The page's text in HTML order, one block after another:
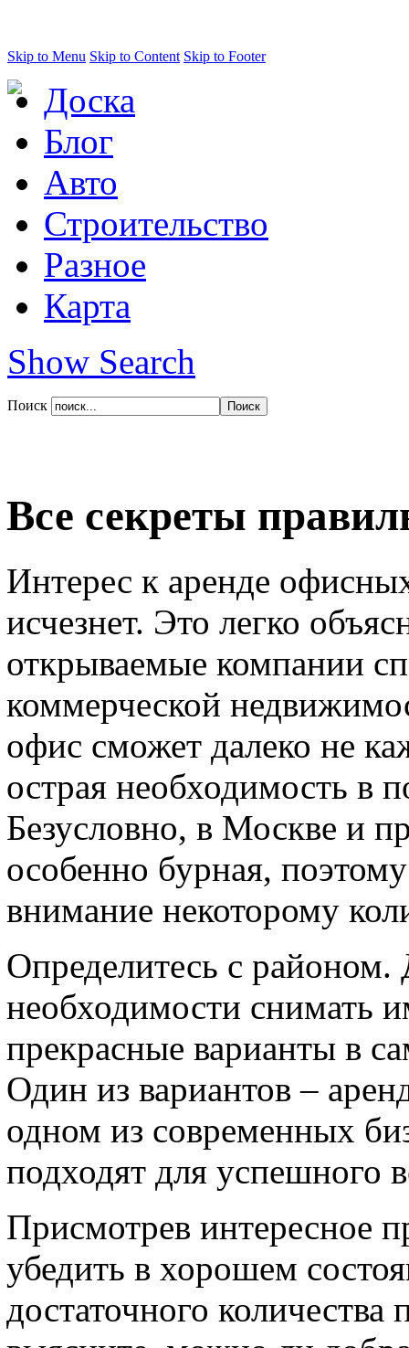
Skip to Menu Skip to Content Skip to Footer
Доска
Блог
Авто
Строительство
Разное
Карта
Show Search
Поиск
Все секреты
Интерес к аренде
исчезнет. Это легко
открываемые компании
коммерческой
офис сможет далеко не
острая необходимость в
Безусловно, в Москве и
особенно бурная,
внимание некоторому
Определитесь с районом.
необходимости снимать
прекрасные варианты в
Один из вариантов –
одном из современных
подходят для успешного
Присмотрев интересное
убедить в хорошем
достаточного